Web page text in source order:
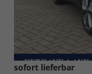
sofort lieferbar